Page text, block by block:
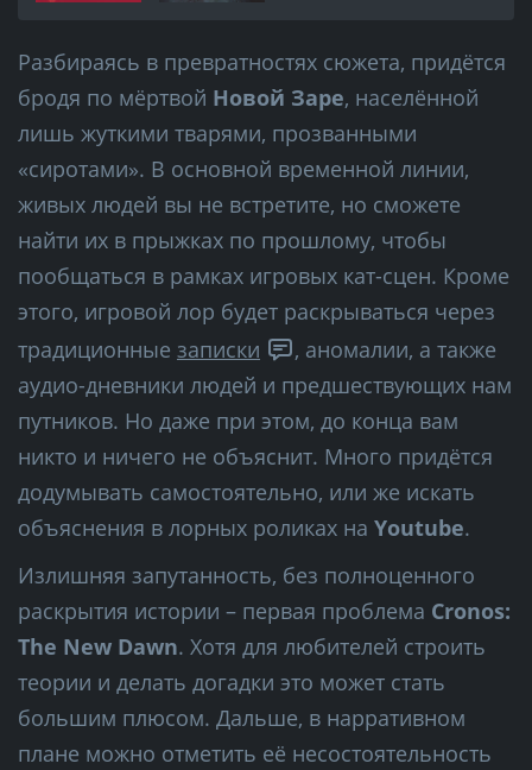
Разбираясь в превратностях сюжета, придётся
бродя по мёртвой Новой Заре, населённой
лишь жуткими тварями, прозванными
«сиротами». В основной временной линии,
живых людей вы не встретите, но сможете
найти их в прыжках по прошлому, чтобы
пообщаться в рамках игровых кат-сцен. Кроме
этого, игровой лор будет раскрываться через
традиционные записки
, аномалии, а также
аудио-дневники людей и предшествующих нам
путников. Но даже при этом, до конца вам
никто и ничего не объяснит. Много придётся
додумывать самостоятельно, или же искать
объяснения в лорных роликах на Youtube.
Излишняя запутанность, без полноценного
раскрытия истории – первая проблема Cronos:
The New Dawn. Хотя для любителей строить
теории и делать догадки это может стать
большим плюсом. Дальше, в нарративном
плане можно отметить её несостоятельность